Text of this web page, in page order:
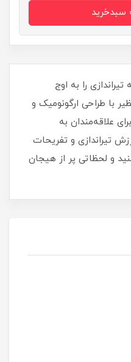
تجربه تیراندازی را به اوج
با طراحی ارگونومیک و
علاقه‌مندان به
تیراندازی و تفریحات
و لحظاتی پر از هیجان